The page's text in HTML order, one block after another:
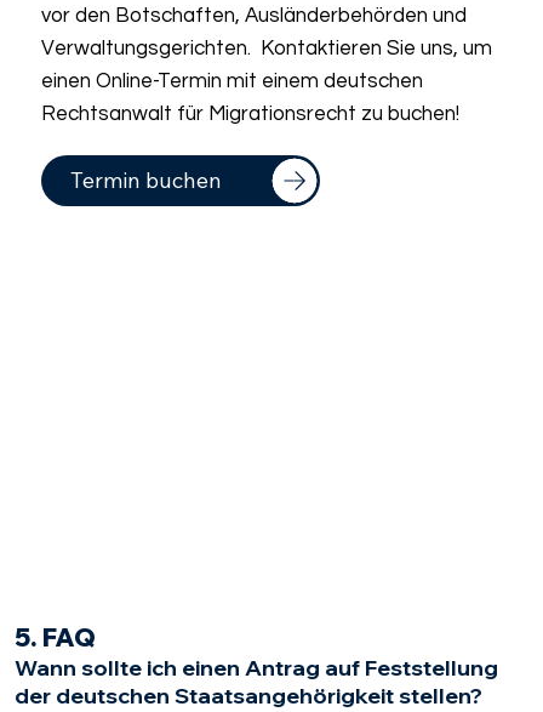
vor den Botschaften, Ausländerbehörden und
Verwaltungsgerichten. Kontaktieren Sie uns, um
einen Online-Termin mit einem deutschen
Rechtsanwalt für Migrationsrecht zu buchen!
Termin buchen
5. FAQ
Wann sollte ich einen Antrag auf Feststellung
der deutschen Staatsangehörigkeit stellen?